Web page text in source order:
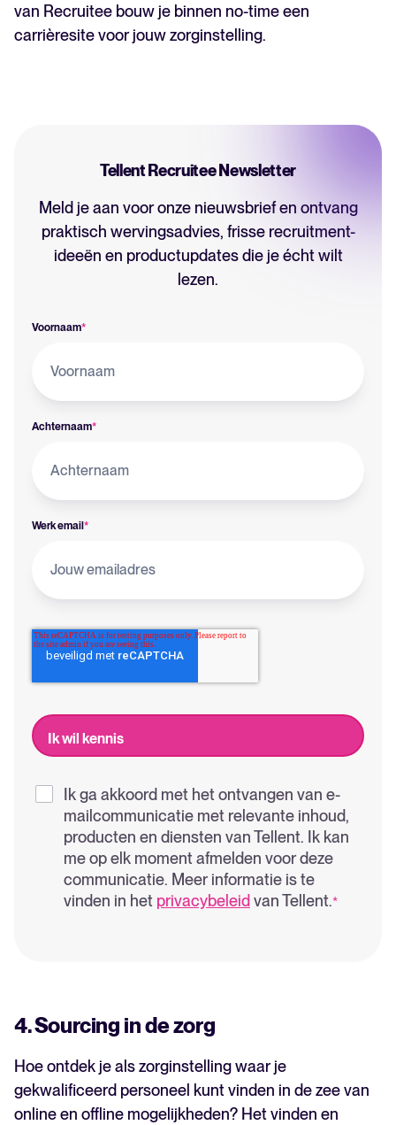
van Recruitee bouw je binnen no-time een
carrièresite voor jouw zorginstelling.
Tellent Recruitee Newsletter
Meld je aan voor onze nieuwsbrief en ontvang
praktisch wervingsadvies, frisse recruitment-
ideeën en productupdates die je écht wilt
lezen.
Voornaam*
Achternaam*
Werk email *
Ik ga akkoord met het ontvangen van e-
mailcommunicatie met relevante inhoud,
producten en diensten van Tellent. Ik kan
me op elk moment afmelden voor deze
communicatie. Meer informatie is te
vinden in het privacybeleid van Tellent.*
4. Sourcing in de zorg
Hoe ontdek je als zorginstelling waar je
gekwalificeerd personeel kunt vinden in de zee van
online en offline mogelijkheden? Het vinden en